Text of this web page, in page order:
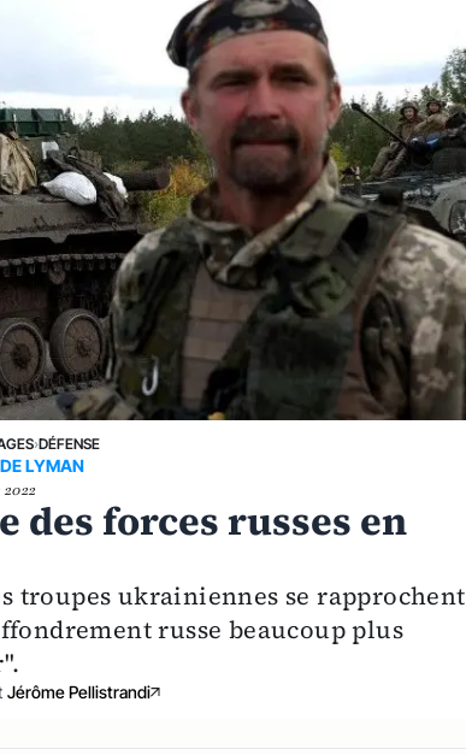
›DÉFENSE
LYMAN
des forces russes en
troupes ukrainiennes se rapprochent
russe beaucoup plus
Jérôme Pellistrandi